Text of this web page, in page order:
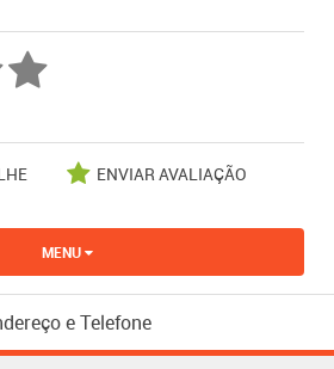
ENVIAR AVALIAÇÃO
MENU
e Telefone